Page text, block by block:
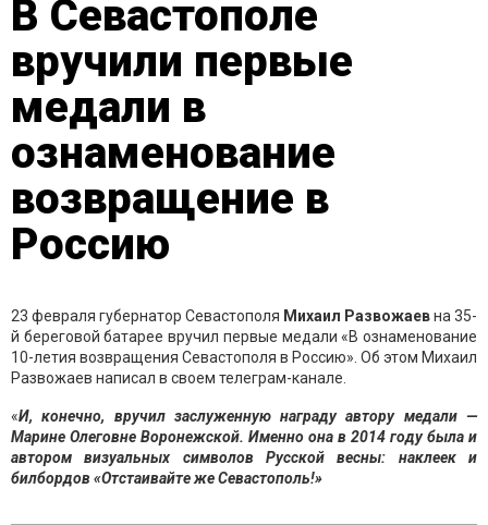
В Севастополе
вручили первые
медали в
ознаменование
возвращение в
Россию
23 февраля губернатор Севастополя Михаил Развожаевна 35-
й береговой батарее вручил первые медали «В ознаменование
10-летия возвращения Севастополя в Россию». Об этом Михаил
Развожаев написал в своем телеграм-канале.
«И, конечно, вручил заслуженную награду автору медали —
Марине Олеговне Воронежской. Именно она в 2014 году была и
автором визуальных символов Русской весны: наклеек и
билбордов «Отстаивайте же Севастополь!»